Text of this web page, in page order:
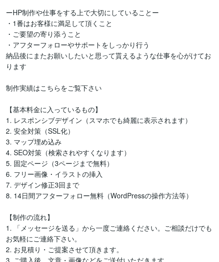
ーHP制作や仕事をする上で大切にしていることー
・1番はお客様に満足して頂くこと
・ご要望の寄り添うこと
・アフターフォローやサポートをしっかり行う
納品後にまたお願いしたいと思って貰えるような仕事を心がけてお
ります
制作実績はこちらをご覧下さい
【基本料金に入っているもの】
1. レスポンシブデザイン（スマホでも綺麗に表示されます）
2. 安全対策（SSL化）
3. マップ埋め込み
4. SEO対策（検索されやすくなります）
5. 固定ページ（3ページまで無料）
6. フリー画像・イラストの挿入
7. デザイン修正3回まで
8. 14日間アフターフォロー無料（WordPressの操作方法等）
【制作の流れ】
1. 「メッセージを送る」から一度ご連絡ください。ご相談だけでも
お気軽にご連絡下さい。
2. お見積り・ご提案させて頂きます。